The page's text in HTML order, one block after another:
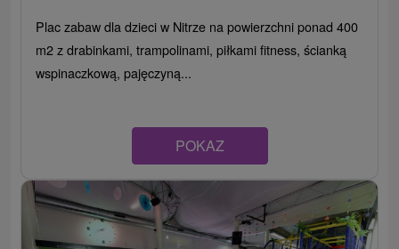
Plac zabaw dla dzieci w Nitrze na powierzchni ponad 400
m2 z drabinkami, trampolinami, piłkami fitness, ścianką
wspinaczkową, pajęczyną...
POKAZ